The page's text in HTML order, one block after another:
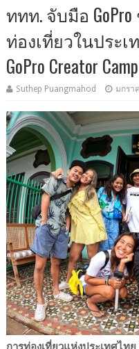
ททท. จับมือ
ท่องเที่ยวในประเ
GoPro Creator
Suthep Puangmahod มกรา